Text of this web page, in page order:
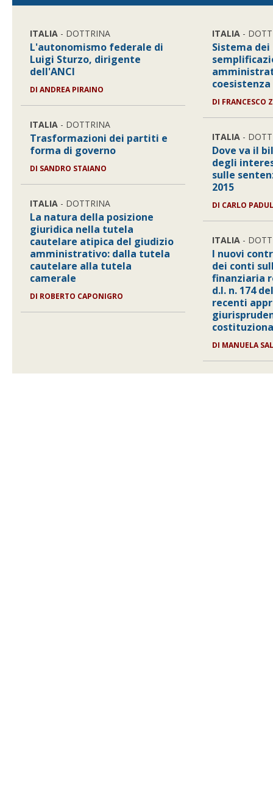
ITALIA - DOTTRINA
L'autonomismo federale di
Luigi Sturzo, dirigente
dell'ANCI
DIANDREA PIRAINO
ITALIA - DOTTRINA
Trasformazioni dei partiti e
forma di governo
DI SANDRO STAIANO
ITALIA - DOTTRINA
La natura della posizione
giuridica nella tutela
cautelare atipica del giudizio
amministrativo: dalla tutela
cautelare alla tutela
camerale
DI ROBERTO CAPONIGRO
ITALIA -
Sistema
DI FRANCESCO
ITALIA -
Dove va il
degli
sulle
2015
DI CARLO
ITALIA -
I nuovi
dei conti
finanziaria
d.l. n. 174
recenti
DI MANUELA